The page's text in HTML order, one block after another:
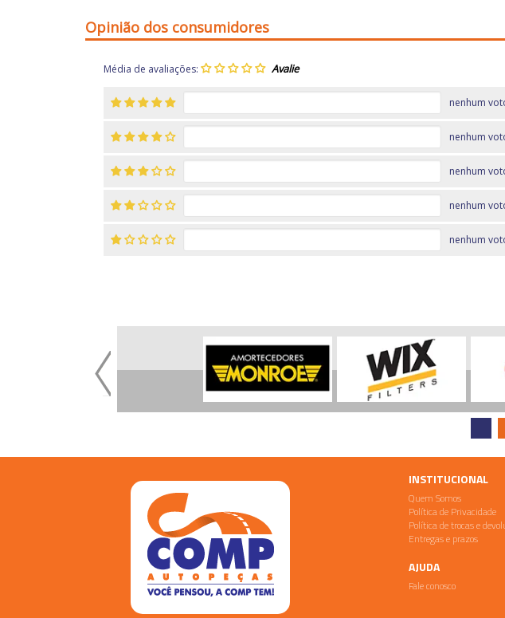
Opinião dos consumidores
Média de avaliações:
nenhum
nenhum
nenhum
nenhum
nenhum
INSTITUCIONAL
Quem Somos
Política de Privacidade
Política de trocas e
Entregas e prazos
AJUDA
Fale conosco